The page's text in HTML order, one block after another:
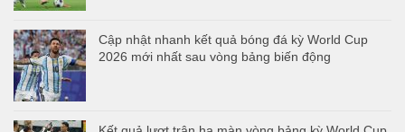
Cập nhật nhanh kết quả bóng đá kỳ World Cup
2026 mới nhất sau vòng bảng biến động